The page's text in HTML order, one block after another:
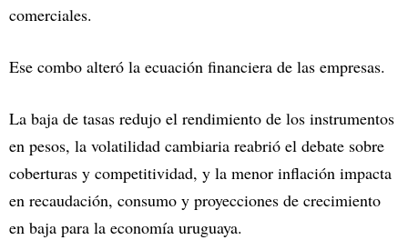
comerciales.
Ese combo alteró la ecuación financiera de las empresas.
La baja de tasas redujo el rendimiento de los instrumentos
en pesos, la volatilidad cambiaria reabrió el debate sobre
coberturas y competitividad, y la menor inflación impacta
en recaudación, consumo y proyecciones de crecimiento
en baja para la economía uruguaya.